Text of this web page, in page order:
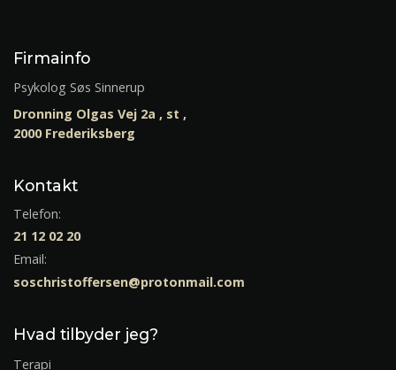
Firmainfo
Psykolog Søs Sinnerup
Dronning Olgas Vej 2a , st ,
2000 Frederiksberg
Kontakt
Telefon:
21 12 02 20
Email:
soschristoffersen@protonmail.com
Hvad tilbyder jeg?
Terapi